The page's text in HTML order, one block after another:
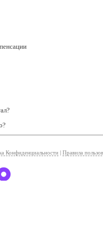
Конфиденциальности Правила